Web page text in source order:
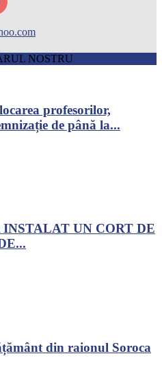
NOSTRU
profesorilor,
de până la...
UN CORT DE
din raionul Soroca